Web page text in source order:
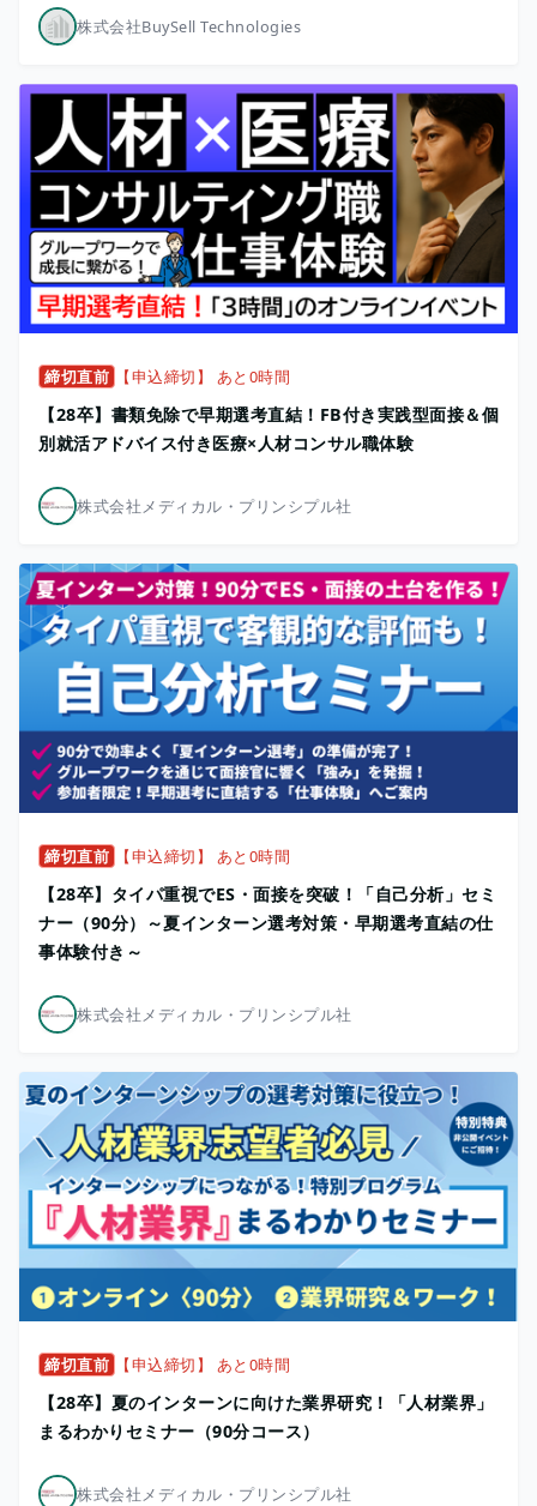
株式会社BuySell Technologies
締切直前 【申込締切】 あと0時間
【28卒】書類免除で早期選考直結！FB付き実践型面接＆個
別就活アドバイス付き医療×人材コンサル職体験
株式会社メディカル・プリンシプル社
締切直前 【申込締切】 あと0時間
【28卒】タイパ重視でES・面接を突破！「自己分析」セミ
ナー（90分）～夏インターン選考対策・早期選考直結の仕
事体験付き～
株式会社メディカル・プリンシプル社
締切直前 【申込締切】 あと0時間
【28卒】夏のインターンに向けた業界研究！「人材業界」
まるわかりセミナー（90分コース）
株式会社メディカル・プリンシプル社